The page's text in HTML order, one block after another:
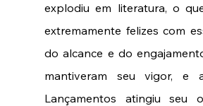
explodiu em literatura, o
extremamente felizes com
do alcance e do
mantiveram seu vigor, e
Lançamentos atingiu seu